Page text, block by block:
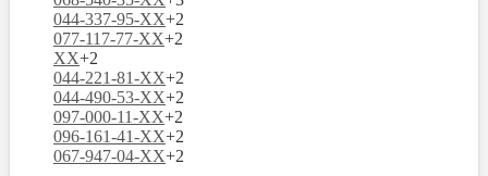
044-337-95-XX+2
077-117-77-XX+2
XX+2
044-221-81-XX+2
044-490-53-XX+2
097-000-11-XX+2
096-161-41-XX+2
067-947-04-XX+2